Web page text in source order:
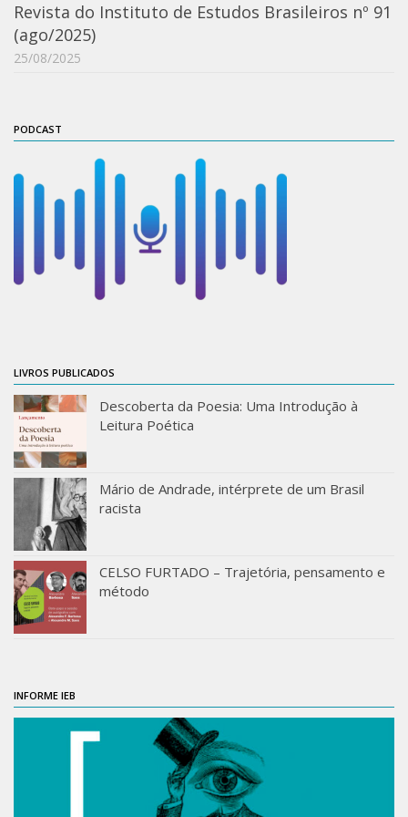
Moraes Silva
Portais
Ver – Anita Malfatti
Novos Projetos
Manuel Correia de Andrade
Graduação
Sobre a Graduação
2° semestre
Aluno Especial
ProgramaUSP 60+
Pós-Graduação
Sobre a Pós
Ingresso – Processo Seletivo
Formulários – Requerimentos
Regulamentos
PAE
Exame de Qualificação
Depósito da Dissertação
Dissertação Corrigida
Orientadores / Credenciamentos
Revista do Instituto de Estudos Brasileiros nº 91
(ago/2025)
25/08/2025
PODCAST
LIVROS PUBLICADOS
Descoberta da Poesia: Uma Introdução à
Leitura Poética
Mário de Andrade, intérprete de um Brasil
racista
CELSO FURTADO – Trajetória, pensamento e
método
INFORME IEB